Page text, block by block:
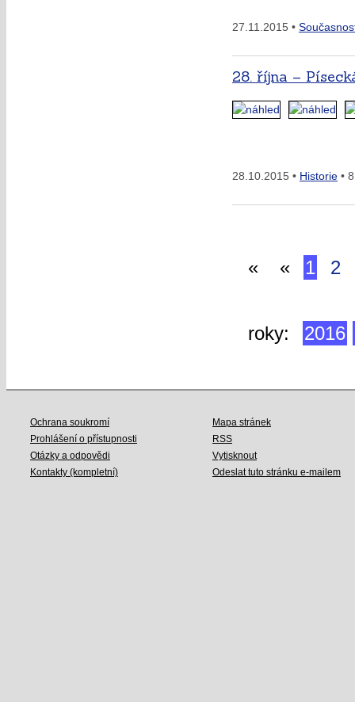
27.11.2015 •
28. října –
28.10.2015 • Historie •
« « 1 2
roky: 2016
Ochrana soukromí
Prohlášení o přístupnosti
Otázky a odpovědi
Kontakty (kompletní)
Mapa stránek
RSS
Vytisknout
Odeslat tuto stránku e-mailem